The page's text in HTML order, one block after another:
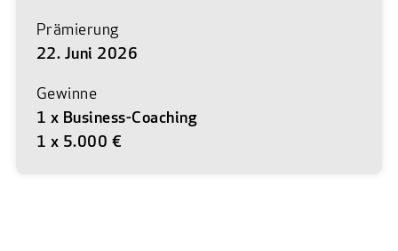
Prämierung
22. Juni 2026
Gewinne
1 x Business-Coaching
1 x 5.000 €